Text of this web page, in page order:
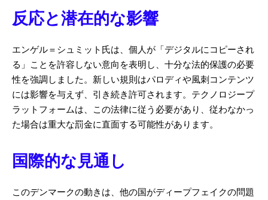
反応と潜在的な影響
エンゲル＝シュミット氏は、個人が「デジタルにコピーされ
る」ことを許容しない意向を表明し、十分な法的保護の必要
性を強調しました。新しい規則はパロディや風刺コンテンツ
には影響を与えず、引き続き許可されます。テクノロジープ
ラットフォームは、この法律に従う必要があり、従わなかっ
た場合は重大な罰金に直面する可能性があります。
国際的な見通し
このデンマークの動きは、他の国がディープフェイクの問題